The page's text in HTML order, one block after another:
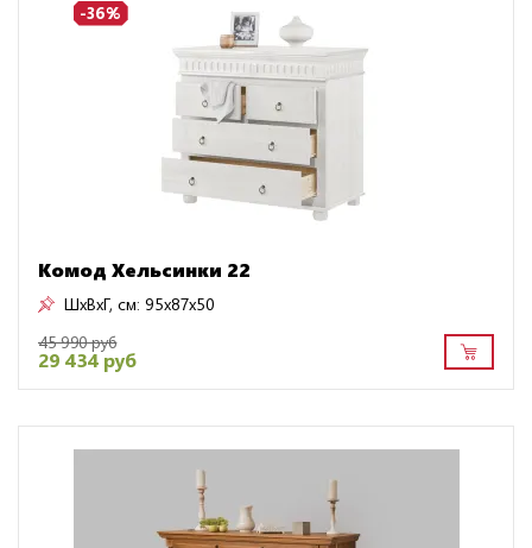
-36%
Комод Хельсинки 22
ШxВxГ, см: 95x87x50
45 990 руб
29 434 руб